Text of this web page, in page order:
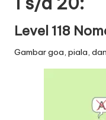
Level 118
Gambar goa, piala,